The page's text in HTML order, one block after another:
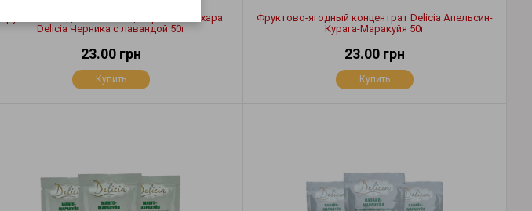
Фруктово-ягодный чай концентрат без сахара
Delicia Черника с лавандой 50г
23.00 грн
Купить
Фруктово-ягодный концентрат Delicia Апельсин-
Курага-Маракуйя 50г
23.00 грн
Купить